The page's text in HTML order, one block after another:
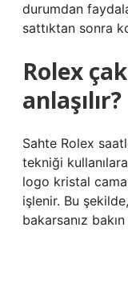
durumdan
sattıktan sonra
Rolex
anlaşılır?
Sahte Rolex
tekniği
logo kristal
işlenir. Bu
bakarsanız